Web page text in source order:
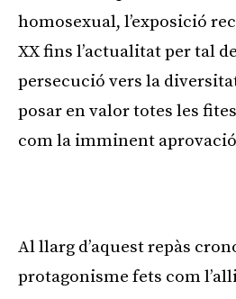
homosexual, l’exposició
XX fins l’actualitat per tal
persecució vers la
posar en valor totes les
com la imminent
Al llarg d’aquest repàs
protagonisme fets com